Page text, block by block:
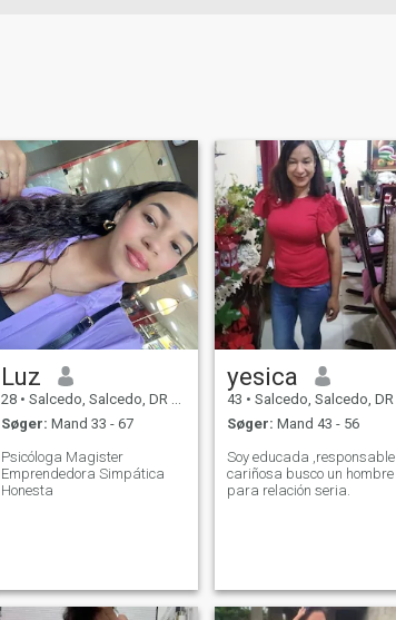
Luz
28 • Salcedo, Salcedo, DR Dominikanske
Søger: Mand 33 - 67
Psicóloga Magister
Emprendedora Simpática
Honesta
yesica
43 • Salcedo, Salcedo, DR Dominikanske
Søger: Mand 43 - 56
Soy educada ,responsable y
cariñosa busco un hombre
para relación seria.